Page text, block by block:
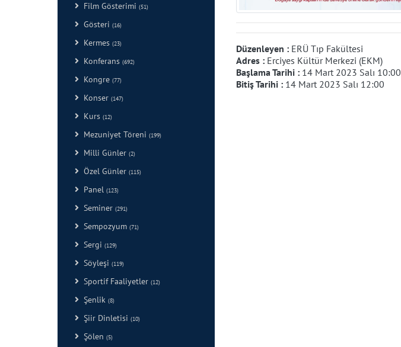
Film Gösterimi (51)
Gösteri (16)
Kermes (23)
Konferans (692)
Kongre (77)
Konser (147)
Kurs (12)
Mezuniyet Töreni (199)
Milli Günler (2)
Özel Günler (115)
Panel (123)
Seminer (291)
Sempozyum (71)
Sergi (129)
Söyleşi (119)
Sportif Faaliyetler (12)
Şenlik (8)
Şiir Dinletisi (10)
Şölen (5)
Düzenleyen : ERÜ Tıp Fakültesi
Adres : Erciyes Kültür Merkezi (EKM)
Başlama Tarihi : 14 Mart 2023 Salı 10:00
Bitiş Tarihi : 14 Mart 2023 Salı 12:00